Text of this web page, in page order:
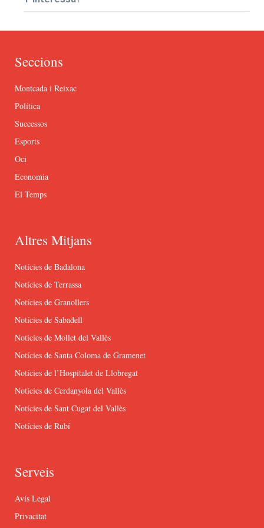
Seccions
Montcada i Reixac
Política
Successos
Esports
Oci
Economia
El Temps
Altres Mitjans
Notícies de Badalona
Notícies de Terrassa
Notícies de Granollers
Notícies de Sabadell
Notícies de Mollet del Vallès
Notícies de Santa Coloma de Gramenet
Notícies de l’Hospitalet de Llobregat
Notícies de Cerdanyola del Vallès
Notícies de Sant Cugat del Vallès
Notícies de Rubí
Serveis
Avís Legal
Privacitat